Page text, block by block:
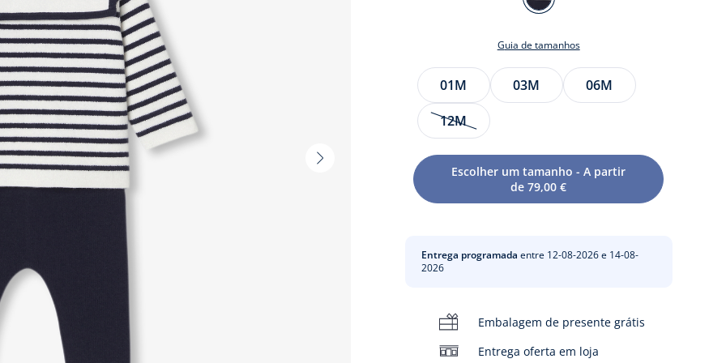
Vista
MARINHO/BLANC
Guia de tamanhos
Tamanho
01M 03M
06M
12M
Escolher um tamanho - A partir
de 79,00 €
Entrega programada entre 12-08-2026 e 14-08-
2026
Embalagem de presente grátis
Entrega oferta em loja